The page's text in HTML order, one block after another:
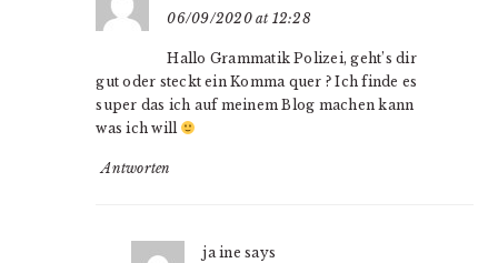
06/09/2020 at 12:28
Hallo Grammatik Polizei, geht’s dir
gut oder steckt ein Komma quer ? Ich finde es
super das ich auf meinem Blog machen kann
was ich will
Antworten
ja ine says